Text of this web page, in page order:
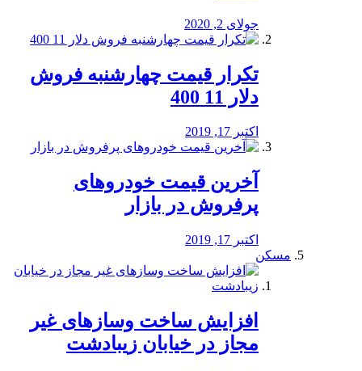
جولای 2, 2020
تکرار قیمت چهارشنبه فروش
دلار 11 400
اکتبر 17, 2019
آخرین قیمت خودرو‌های
پرفروش در بازار
اکتبر 17, 2019
مسکن
افزایش ساخت وسازهای غیر
مجاز در خیابان زیبادشت